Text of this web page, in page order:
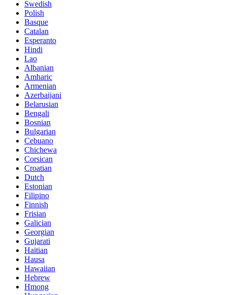
Swedish
Polish
Basque
Catalan
Esperanto
Hindi
Lao
Albanian
Amharic
Armenian
Azerbaijani
Belarusian
Bengali
Bosnian
Bulgarian
Cebuano
Chichewa
Corsican
Croatian
Dutch
Estonian
Filipino
Finnish
Frisian
Galician
Georgian
Gujarati
Haitian
Hausa
Hawaiian
Hebrew
Hmong